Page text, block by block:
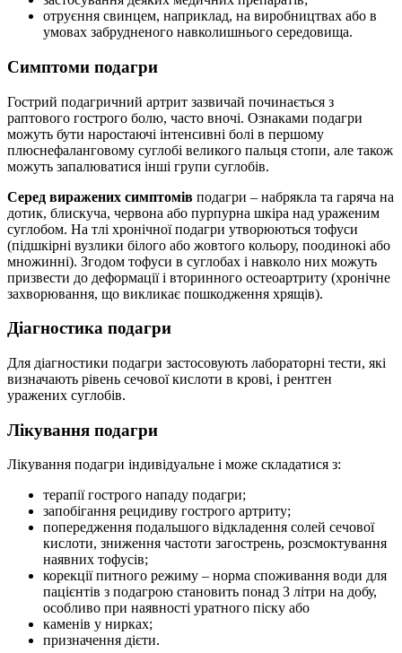
отруєння свинцем, наприклад, на виробництвах або в
умовах забрудненого навколишнього середовища.
Симптоми подагри
Гострий подагричний артрит зазвичай починається з
раптового гострого болю, часто вночі. Ознаками подагри
можуть бути наростаючі інтенсивні болі в першому
плюснефаланговому суглобі великого пальця стопи, але також
можуть запалюватися інші групи суглобів.
Серед виражених симптомів подагри – набрякла та гаряча на
дотик, блискуча, червона або пурпурна шкіра над ураженим
суглобом. На тлі хронічної подагри утворюються тофуси
(підшкірні вузлики білого або жовтого кольору, поодинокі або
множинні). Згодом тофуси в суглобах і навколо них можуть
призвести до деформації і вторинного остеоартриту (хронічне
захворювання, що викликає пошкодження хрящів).
Діагностика подагри
Для діагностики подагри застосовують лабораторні тести, які
визначають рівень сечової кислоти в крові, і рентген
уражених суглобів.
Лікування подагри
Лікування подагри індивідуальне і може складатися з:
терапії гострого нападу подагри;
запобігання рецидиву гострого артриту;
попередження подальшого відкладення солей сечової
кислоти, зниження частоти загострень, розсмоктування
наявних тофусів;
корекції питного режиму – норма споживання води для
пацієнтів з подагрою становить понад 3 літри на добу,
особливо при наявності уратного піску або
каменів у нирках;
призначення дієти.